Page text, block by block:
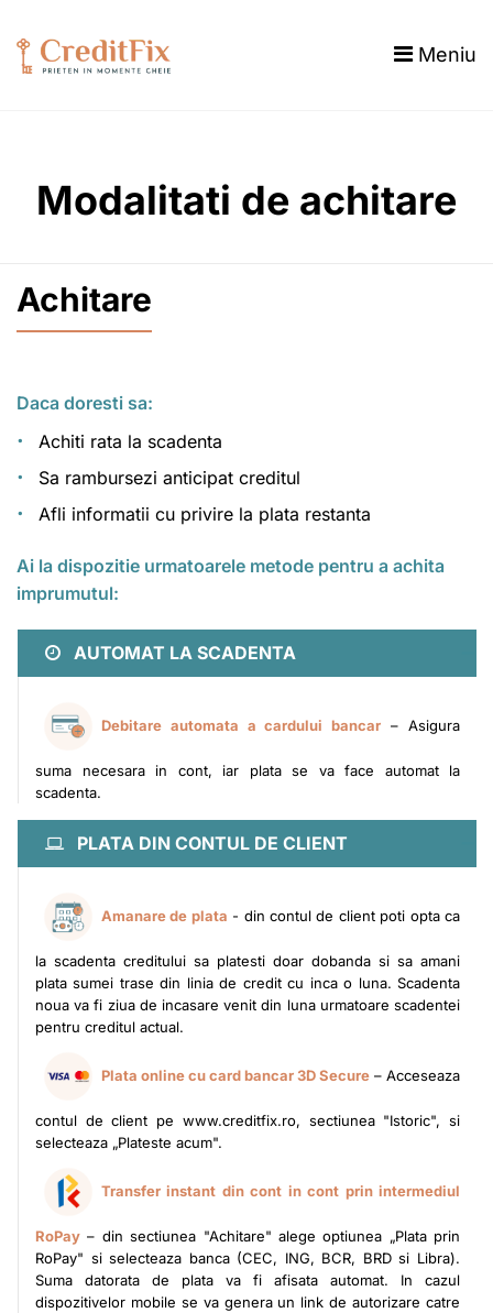
Meniu
Modalitati de achitare
Achitare
Daca doresti sa:
Achiti rata la scadenta
Sa rambursezi anticipat creditul
Afli informatii cu privire la plata restanta
Ai la dispozitie urmatoarele metode pentru a achita
imprumutul:
AUTOMAT LA SCADENTA
Debitare automata a cardului bancar – Asigura
suma necesara in cont, iar plata se va face automat la
scadenta.
PLATA DIN CONTUL DE CLIENT
Amanare de plata - din contul de client poti opta ca
la scadenta creditului sa platesti doar dobanda si sa amani
plata sumei trase din linia de credit cu inca o luna. Scadenta
noua va fi ziua de incasare venit din luna urmatoare scadentei
pentru creditul actual.
Plata online cu card bancar 3D Secure – Acceseaza
contul de client pe www.creditfix.ro, sectiunea "Istoric", si
selecteaza „Plateste acum".
Transfer instant din cont in cont prin intermediul
RoPay – din sectiunea "Achitare" alege optiunea „Plata prin
RoPay" si selecteaza banca (CEC, ING, BCR, BRD si Libra).
Suma datorata de plata va fi afisata automat. In cazul
dispozitivelor mobile se va genera un link de autorizare catre